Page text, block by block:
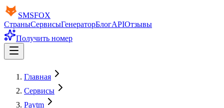
SMSFOX
СтраныСервисыГенераторБлогAPIОтзывы
Получить номер
Главная
Сервисы
Paytm